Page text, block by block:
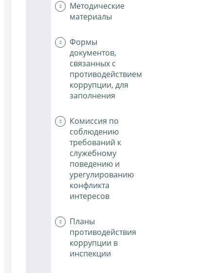
Методические
материалы
Формы
документов,
связанных с
противодействием
коррупции, для
заполнения
Комиссия по
соблюдению
требований к
служебному
поведению и
урегулированию
конфликта
интересов
Планы
противодействия
коррупции в
инспекции